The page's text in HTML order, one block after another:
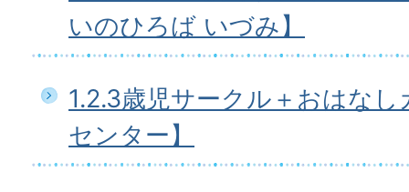
いのひろば いづみ】
1.2.3歳児サークル＋おはな
センター】